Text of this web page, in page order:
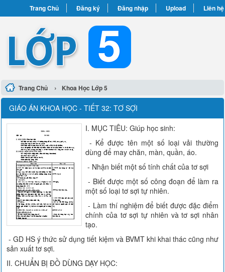
Trang Chủ Đăng ký Đăng nhập Upload Liên hệ
Trang Chủ › Khoa Học Lớp 5
GIÁO ÁN KHOA HỌC - TIẾT 32: TƠ SỢI
I. MỤC TIÊU: Giúp học sinh:
- Kể được tên một số loại vải thường
dùng để may chăn, màn, quần, áo.
- Nhận biết một số tính chất của tơ sợi
- Biết được một số công đoạn để làm ra
một số loại tơ sợi tự nhiên.
- Làm thí nghiệm để biết được đặc điểm
chính của tơ sợi tự nhiên và tơ sợi nhân
tạo.
- GD HS ý thức sử dụng tiết kiệm và BVMT khi khai thác cũng như
sản xuất tơ sợi.
II. CHUẨN BỊ ĐỒ DÙNG DẠY HỌC: